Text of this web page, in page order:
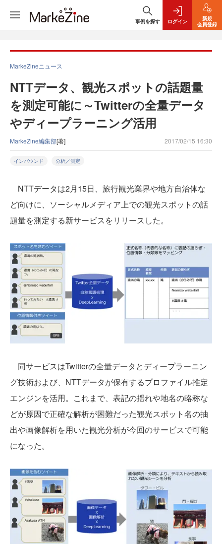
事例を探す ログイン
新規
会員登録
MarkeZineニュース
NTTデータ、観光スポットの話題量
を測定可能に～Twitterの全量データ
やディープラーニング活用
MarkeZine編集部[著] 2017/02/15 16:30
インバウンド 分析／測定
NTTデータは2月15日、旅行観光業界や地方自治体な
ど向けに、ソーシャルメディア上での観光スポットの話
題量を測定する新サービスをリリースした。
同サービスはTwitterの全量データとディープラーニン
グ技術および、NTTデータが保有するプロファイル推定
エンジンを活用。これまで、表記の揺れや地名の略称な
どが原因で正確な解析が困難だった観光スポット名の抽
出や画像解析を用いた観光分析が今回のサービスで可能
になった。